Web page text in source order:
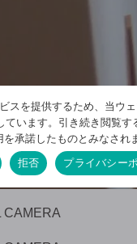
CAMERA
スを提供するため、当ウ
ています。引き続き閲覧す
を承諾したものとみなされ
拒否 プライバシー